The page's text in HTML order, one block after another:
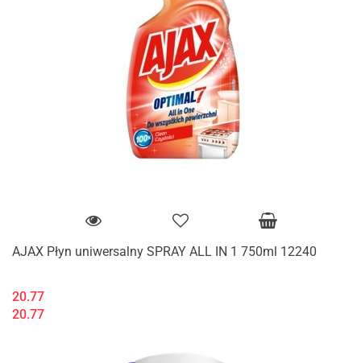
AJAX Płyn uniwersalny SPRAY ALL IN 1 750ml 12240
20.77
20.77